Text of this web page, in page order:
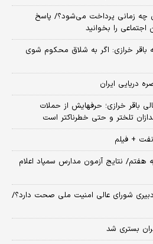
چه زمانی پرداخت می‌شود؟/ پاسخ
را بخوانید
باقر خرازی: اگر به شلاق محکوم شوی
دریایی ایران
باقر خرازی؛ حرفهایش از حملات
تلختر و حتی خطرناکتر است
+ فیلم
هفتم/ نتایج آزمون مدارس سمپاد اعلام
شورای عالی امنیت ملی صحت دارد؟/
بستری شد